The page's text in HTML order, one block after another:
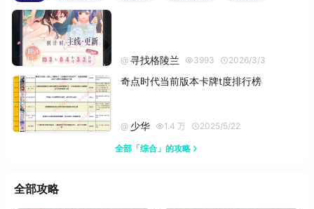
@ 寻找格陵兰 3993 2026/3/3
奇点时代当前版本卡牌t度排行榜
@ 少华 1.4 万 2025/5/22
全部「综合」的攻略
全部攻略